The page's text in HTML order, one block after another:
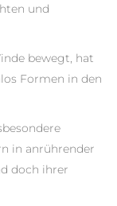
und
bewegt, hat
Formen in den
in anrührender
doch ihrer